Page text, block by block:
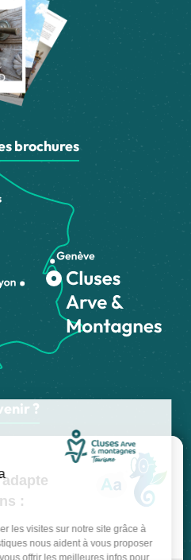
brochures
?
IRIS Interactive
confidentialité Plan du site
-
de Google s'appliquent.